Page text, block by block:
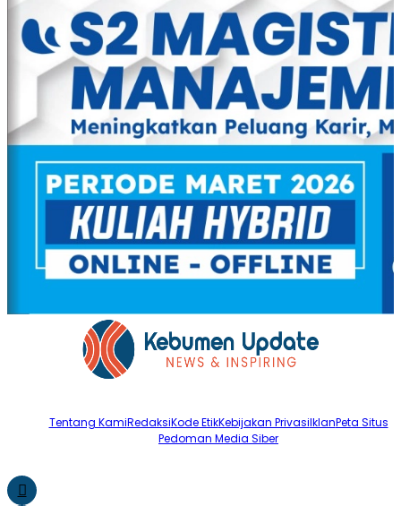
Tentang KamiRedaksiKode EtikKebijakan PrivasiIklanPeta Situs
Pedoman Media Siber